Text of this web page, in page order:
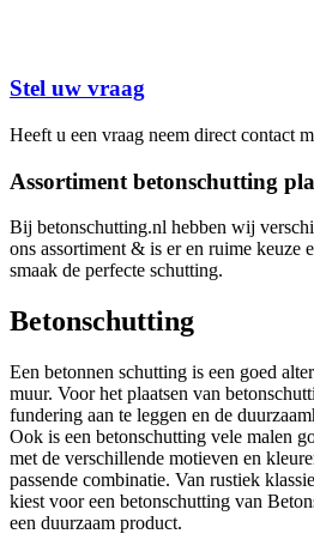
Stel uw vraag
Heeft u een vraag neem direct contact
Assortiment betonschutting
Bij betonschutting.nl hebben wij
ons assortiment & is er en ruime keuze
smaak de perfecte schutting.
Betonschutting
Een betonnen schutting is een goed
muur. Voor het plaatsen van
fundering aan te leggen en de
Ook is een betonschutting vele malen
met de verschillende motieven en
passende combinatie. Van rustiek
kiest voor een betonschutting van
een duurzaam product.